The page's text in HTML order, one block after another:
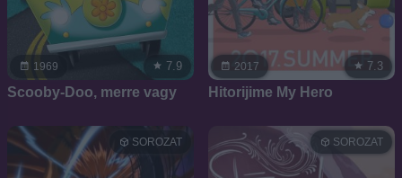
1969 7.9
Scooby-Doo, merre vagy
2017 7.3
Hitorijime My Hero
SOROZAT SOROZAT